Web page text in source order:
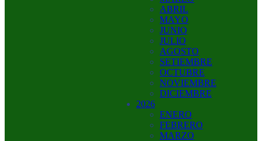
ABRIL
MAYO
JUNIO
JULIO
AGOSTO
SETIEMBRE
OCTUBRE
NOVIEMBRE
DICIEMBRE
2026
ENERO
FEBRERO
MARZO